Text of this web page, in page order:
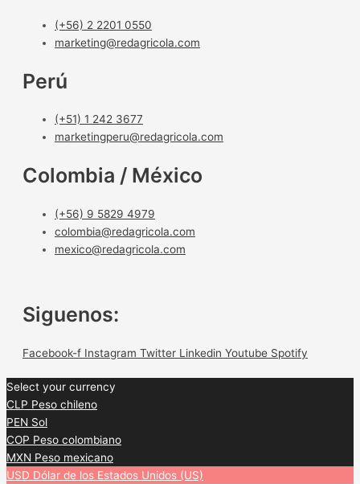
(+56) 2 2201 0550
marketing@redagricola.com
Perú
(+51) 1 242 3677
marketingperu@redagricola.com
Colombia / México
(+56) 9 5829 4979
colombia@redagricola.com
mexico@redagricola.com
Siguenos:
Facebook-f Instagram Twitter Linkedin Youtube Spotify
Select your currency
CLP Peso chileno
PEN Sol
COP Peso colombiano
MXN Peso mexicano
USD Dólar de los Estados Unidos (US)